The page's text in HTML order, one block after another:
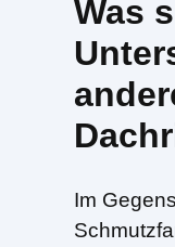
Was
Im